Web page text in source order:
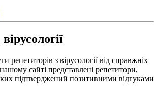
репетиторів з вірусології від справжніх
сайті представлені репетитори,
підтверджений позитивними відгуками